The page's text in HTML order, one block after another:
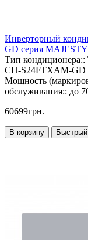
Инверторный
GD серия MAJESTY
Тип кондиционера::
CH-S24FTXAM-GD
Мощность
обслуживания:: до
60699грн.
В корзину Быстрый